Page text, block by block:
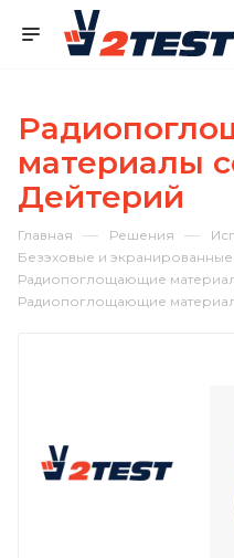
материалы
Дейтерий
Главная — Решения —
Безэховые и
Радиопоглощающие
Радиопоглощающие